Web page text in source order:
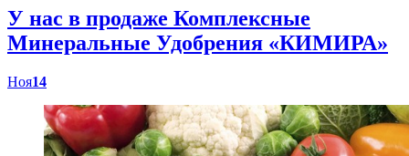
У нас в продаже Комплексные
Минеральные Удобрения «КИМИРА»
Ноя14